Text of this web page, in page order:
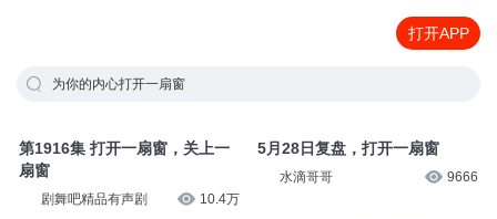
打开APP
为你的内心打开一扇窗
第1916集 打开一扇窗，关上一
扇窗
剧舞吧精品有声剧 10.4万
5月28日复盘，打开一扇窗
水滴哥哥 9666